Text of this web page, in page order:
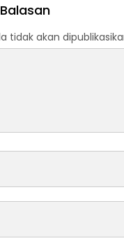
tidak akan